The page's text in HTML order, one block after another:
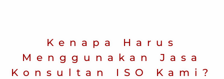
Kenapa Harus
Menggunakan Jasa
Konsultan ISO Kami?